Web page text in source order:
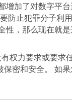
增加了对数字平
防止犯罪分子利
，那么现在就是
权力要求或要求
密和安全。 如